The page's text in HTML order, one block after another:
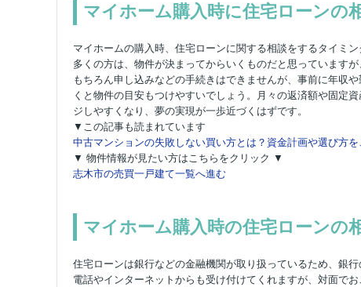
マイホーム購入時に住宅ローンの
マイホームの購入時、住宅ローンに関する相談をするタイミ
多くの方は、物件が決まってからいくものだと思っています
もちろん申し込みなどの手続きはできませんが、事前に年収
くと物件の目安もつけやすいでしょう。月々の返済額や固定
ジしやすくなり、夢の実現が一歩近づくはずです。
▼この記事も読まれています
中古マンションの失敗しない買い方とは？資金計画や選び方を
▼ 物件情報が見たい方はこちらをクリック ▼
志木市の売買一戸建て一覧へ進む
マイホーム購入時の住宅ローンの
住宅ローンは銀行などの金融機関が取り扱っているため、銀
電話やインターネットからも受け付けてくれますが、対面で